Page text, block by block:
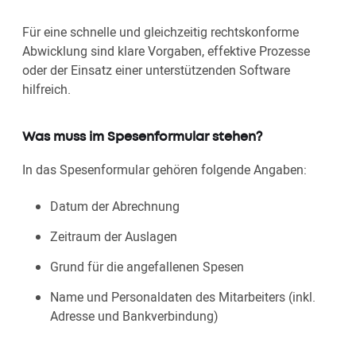
Für eine schnelle und gleichzeitig rechtskonforme
Abwicklung sind klare Vorgaben, effektive Prozesse
oder der Einsatz einer unterstützenden Software
hilfreich.
Was muss im Spesenformular stehen?
In das Spesenformular gehören folgende Angaben:
Datum der Abrechnung
Zeitraum der Auslagen
Grund für die angefallenen Spesen
Name und Personaldaten des Mitarbeiters (inkl.
Adresse und Bankverbindung)